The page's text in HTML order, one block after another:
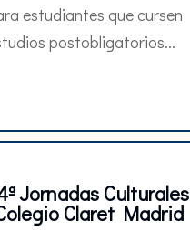
estudiantes que cursen
postobligatorios...
Jornadas Culturales
Claret Madrid